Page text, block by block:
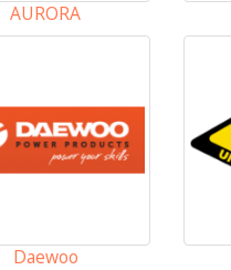
AURORA
Daewoo